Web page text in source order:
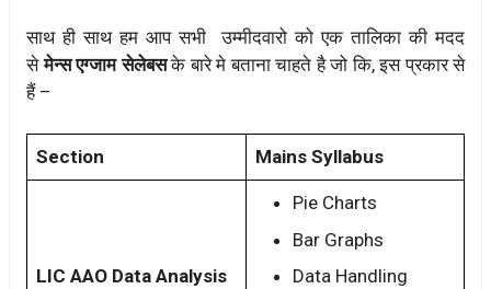
साथ ही साथ हम आप सभी उम्मीदवारो को एक तालिका की मदद
सेमेन्स एग्जाम सेलेबसके बारे मे बताना चाहते है जो कि, इस प्रकार से
हैं –
Section Mains Syllabus
LIC AAO Data Analysis
Pie Charts
Bar Graphs
Data Handling